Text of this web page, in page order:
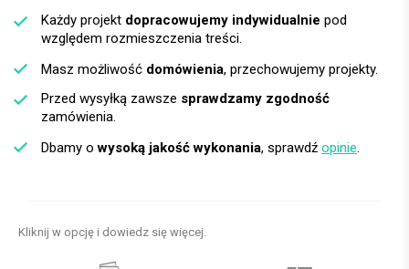
Każdy projekt dopracowujemy indywidualnie pod
względem rozmieszczenia treści.
Masz możliwość domówienia, przechowujemy projekty.
Przed wysyłką zawsze sprawdzamy zgodność
zamówienia.
Dbamy owysoką jakość wykonania, sprawdź opinie.
Kliknij w opcję i dowiedz się więcej.